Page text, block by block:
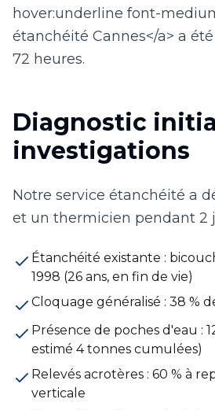
hover:underline font-
étanchéité Cannes</a> a
72 heures.
Diagnostic
investigations
Notre service étanchéité a
et un thermicien pendant 2
Étanchéité existante :
1998 (26 ans, en fin de vie)
Cloquage généralisé : 38 %
Présence de poches d'eau :
estimé 4 tonnes cumulées)
Relevés acrotères : 60 % à
verticale